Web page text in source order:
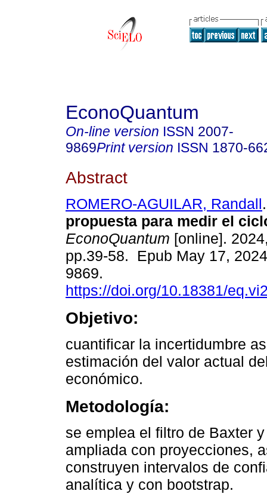
EconoQuantum
On-line version ISSN 2007-
9869Print version ISSN 1870-
Abstract
ROMERO-AGUILAR, Randall.
propuesta para medir el
EconoQuantum [online].
pp.39-58. Epub May 17,
9869.
https://doi.org/10.18381/
Objetivo:
cuantificar la incertidumbre
estimación del valor actual
económico.
Metodología:
se emplea el filtro de Baxter
ampliada con proyecciones,
construyen intervalos de
analítica y con bootstrap.